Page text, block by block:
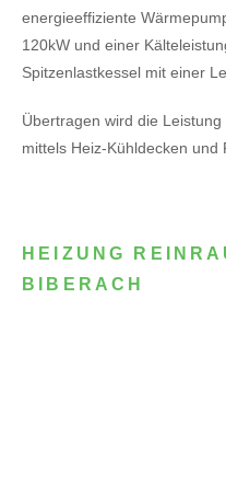
energieeffiziente
120kW und einer
Spitzenlastkessel mit einer
Übertragen wird die
mittels Heiz-Kühldecken und
HEIZUNG
BIBERACH